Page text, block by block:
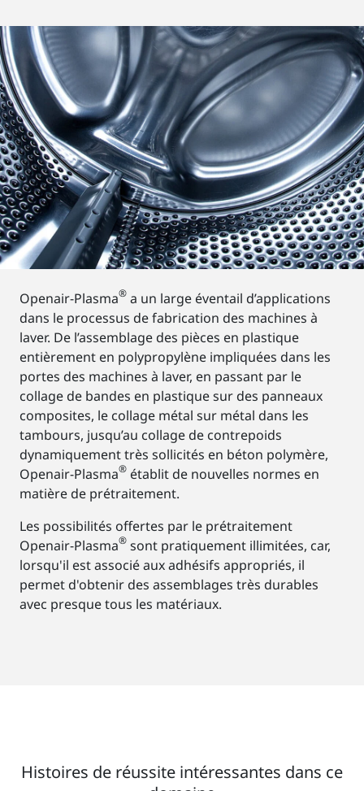
Openair-Plasma® a un large éventail d’applications
dans le processus de fabrication des machines à
laver. De l’assemblage des pièces en plastique
entièrement en polypropylène impliquées dans les
portes des machines à laver, en passant par le
collage de bandes en plastique sur des panneaux
composites, le collage métal sur métal dans les
tambours, jusqu’au collage de contrepoids
dynamiquement très sollicités en béton polymère,
Openair-Plasma® établit de nouvelles normes en
matière de prétraitement.
Les possibilités offertes par le prétraitement
Openair-Plasma® sont pratiquement illimitées, car,
lorsqu'il est associé aux adhésifs appropriés, il
permet d'obtenir des assemblages très durables
avec presque tous les matériaux.
Histoires de réussite intéressantes dans ce